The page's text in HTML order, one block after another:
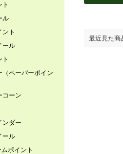
ト
ル
ント
ール
ト
（ペーパーポイン
コーン
ンダー
ール
ポイント
最近見た商